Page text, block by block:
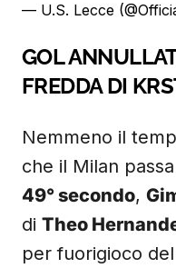
— U.S. Lecce
GOL
FREDDA DI
Nemmeno il
che il Milan
49° secondo,
di Theo
per fuorigioco del